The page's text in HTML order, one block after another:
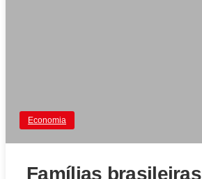
Economia
Famílias brasileiras